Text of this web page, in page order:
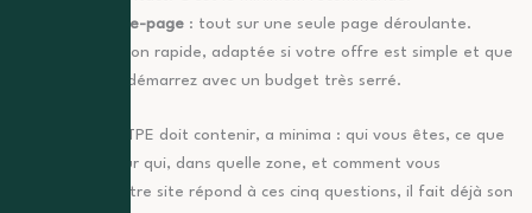
Le one-page: tout sur une seule page déroulante.
Solution rapide, adaptée si votre offre est simple et que
vous démarrez avec un budget très serré.
Un bon site de TPE doit contenir, a minima : qui vous êtes, ce que
vous faites, pour qui, dans quelle zone, et comment vous
contacter. Si votre site répond à ces cinq questions, il fait déjà son